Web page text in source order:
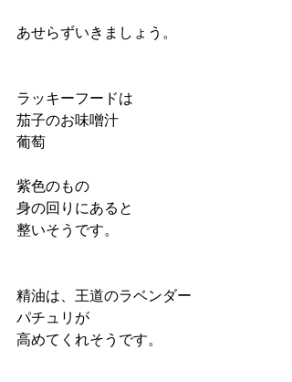
あせらずいきましょう。
ラッキーフードは
茄子のお味噌汁
葡萄
紫色のもの
身の回りにあると
整いそうです。
精油は、王道のラベンダー
パチュリが
高めてくれそうです。